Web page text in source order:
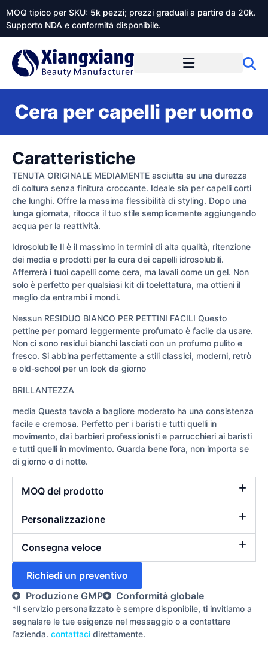
MOQ tipico per SKU: 5k pezzi; prezzi graduali a partire da 20k.
Supporto NDA e conformità disponibile.
Cera per capelli per uomo
Caratteristiche
TENUTA ORIGINALE MEDIAMENTE asciutta su una durezza
di coltura senza finitura croccante. Ideale sia per capelli corti
che lunghi. Offre la massima flessibilità di styling. Dopo una
lunga giornata, ritocca il tuo stile semplicemente aggiungendo
acqua per la reattività.
Idrosolubile Il è il massimo in termini di alta qualità, ritenzione
dei media e prodotti per la cura dei capelli idrosolubili.
Afferrerà i tuoi capelli come cera, ma lavali come un gel. Non
solo è perfetto per qualsiasi kit di toelettatura, ma ottieni il
meglio da entrambi i mondi.
Nessun RESIDUO BIANCO PER PETTINI FACILI Questo
pettine per pomard leggermente profumato è facile da usare.
Non ci sono residui bianchi lasciati con un profumo pulito e
fresco. Si abbina perfettamente a stili classici, moderni, retrò
e old-school per un look da giorno
BRILLANTEZZA
media Questa tavola a bagliore moderato ha una consistenza
facile e cremosa. Perfetto per i baristi e tutti quelli in
movimento, dai barbieri professionisti e parrucchieri ai baristi
e tutti quelli in movimento. Guarda bene l’ora, non importa se
di giorno o di notte.
MOQ del prodotto
Personalizzazione
Consegna veloce
Richiedi un preventivo
Produzione GMP
Conformità globale
*Il servizio personalizzato è sempre disponibile, ti invitiamo a
segnalare le tue esigenze nel messaggio o a contattare
l’azienda. contattaci direttamente.